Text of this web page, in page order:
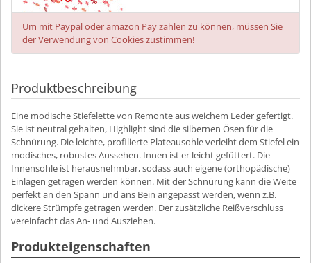
Um mit Paypal oder amazon Pay zahlen zu können, müssen Sie
der Verwendung von Cookies zustimmen!
Produktbeschreibung
Eine modische Stiefelette von Remonte aus weichem Leder gefertigt.
Sie ist neutral gehalten, Highlight sind die silbernen Ösen für die
Schnürung. Die leichte, profilierte Plateausohle verleiht dem Stiefel ein
modisches, robustes Aussehen. Innen ist er leicht gefüttert. Die
Innensohle ist herausnehmbar, sodass auch eigene (orthopädische)
Einlagen getragen werden können. Mit der Schnürung kann die Weite
perfekt an den Spann und ans Bein angepasst werden, wenn z.B.
dickere Strümpfe getragen werden. Der zusätzliche Reißverschluss
vereinfacht das An- und Ausziehen.
Produkteigenschaften